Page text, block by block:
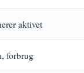
aktivet
forbrug